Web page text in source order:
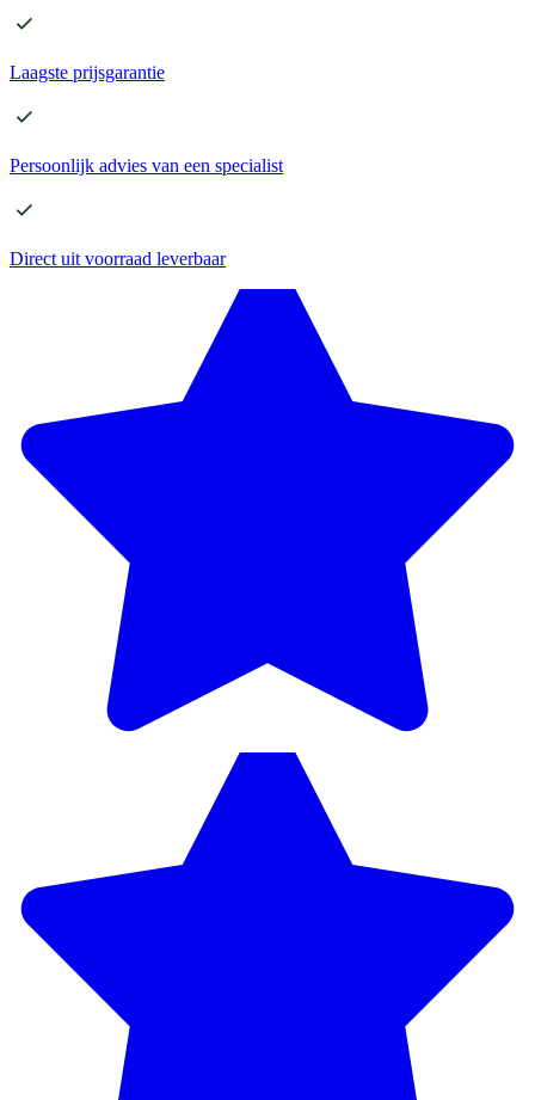
Laagste prijsgarantie
Persoonlijk advies van een specialist
Direct uit voorraad leverbaar